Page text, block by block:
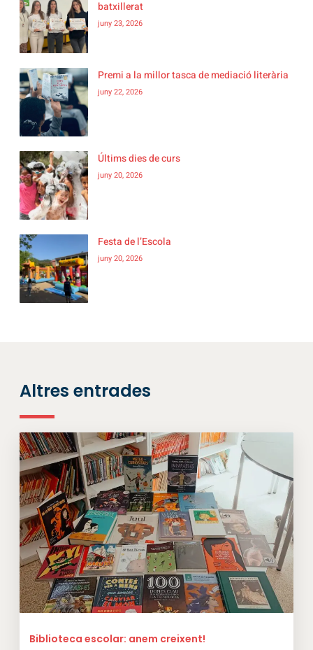
batxillerat
juny 23, 2026
Premi a la millor tasca de mediació literària
juny 22, 2026
Últims dies de curs
juny 20, 2026
Festa de l’Escola
juny 20, 2026
Altres entrades
Biblioteca escolar: anem creixent!